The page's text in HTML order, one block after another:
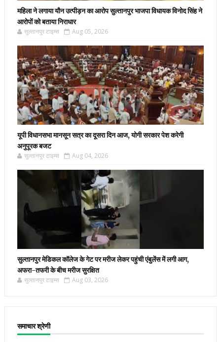
महिला ने लगाया यौन उत्पीड़न का आरोप सुल्तानपुर भाजपा विधायक विनोद सिंह ने
आरोपों को बताया निराधार
सुल्तानपुर टाइम्स Aug 05, 2026
यूपी विधानसभा मानसून सत्र का दूसरा दिन आज, योगी सरकार पेश करेगी
अनुपूरक बजट
सुल्तानपुर टाइम्स Aug 04, 2026
सुल्तानपुर मेडिकल कॉलेज के गेट पर मरीज लेकर पहुंची एंबुलेंस में लगी आग,
अफरा-तफरी के बीच मरीज सुरक्षित
सुल्तानपुर टाइम्स Aug 03, 2026
समाचार श्रेणी